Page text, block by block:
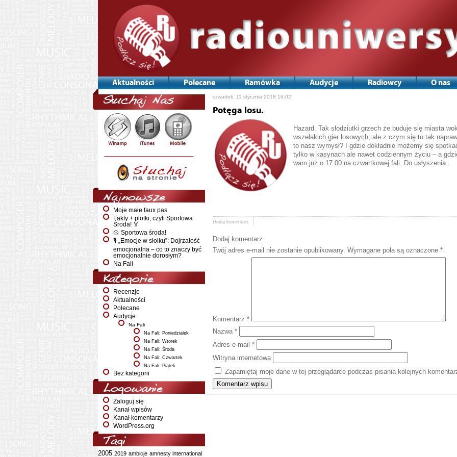
Aktualności Polecane Ramówka Audycje Radiowcy O nas
Słuchaj Nas
Najnowsze
Moje małe faux pas
Fakty + plotki, czyli Sportowa
Środa! 🏅
🥎 Sportowa środa!
🎙️ „Emocje w słoiku”: Dojrzałość
emocjonalna – co to znaczy być
emocjonalnie dorosłym?
Na Fali
Kategorie
Recenzje
Aktualności
Polecane
Audycje
Na Fali
Na Fali: Poniedziałek
Na Fali: Wtorek
Na Fali: Środa
Na Fali: Czwartek
Na Fali: Piątek
Bez kategorii
Logowanie
Zaloguj się
Kanał wpisów
Kanał komentarzy
WordPress.org
Tagi
2005 2019 ambicje amnesty international
czwartek, 11 stycznia 2018 16:02
Potęga losu.
Hazard. Tak słodziutki grzech że buduje się miasta
wszelakich gier losowych, ale z czym się to tak
to nasz wymysł? I gdzie dokładnie możemy się
tylko w kasynach ale nawet codziennym życiu – a
wam już o 17:00 na czwartkowej fali. Do usłyszenia.
Dodaj komentarz
Dodaj komentarz
Twój adres e-mail nie zostanie opublikowany. Wymagane pola są oznaczone *
Komentarz *
Nazwa *
Adres e-mail *
Witryna internetowa
Zapamiętaj moje dane w tej przeglądarce podczas pisania kolejnych